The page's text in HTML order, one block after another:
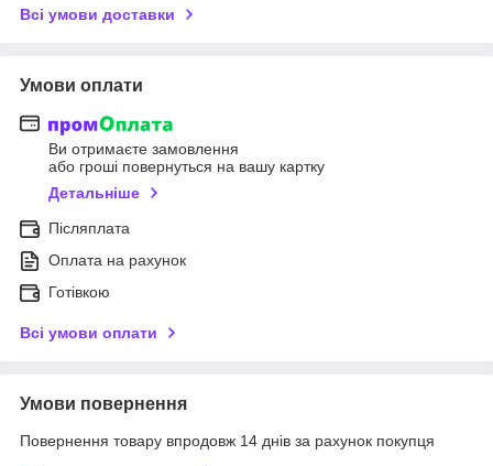
Всі умови доставки
Умови оплати
Ви отримаєте замовлення
або гроші повернуться на вашу картку
Детальніше
Післяплата
Оплата на рахунок
Готівкою
Всі умови оплати
Умови повернення
Повернення товару впродовж 14 днів за рахунок покупця